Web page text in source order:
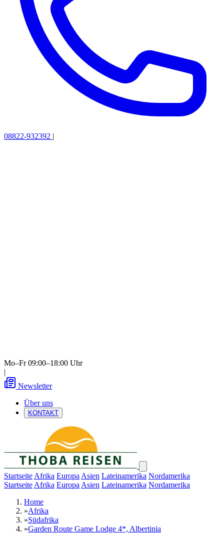
08822-932392 |
Mo–Fr 09:00–18:00 Uhr
|
Newsletter
Über uns
KONTAKT
Startseite Afrika Europa Asien Lateinamerika Nordamerika
Startseite Afrika Europa Asien Lateinamerika Nordamerika
Home
»Afrika
»Südafrika
»Garden Route Game Lodge 4*, Albertinia